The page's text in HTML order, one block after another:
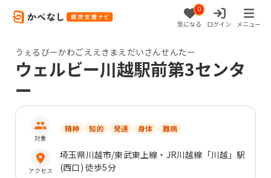
0
気になる ログイン メニュー
うぇるびーかわごええきまえだいさんせんたー
ウェルビー川越駅前第3センタ
ー
対象
精神 知的 発達 身体 難病
アクセス
埼玉県川越市/東武東上線・JR川越線「川越」駅
(西口) 徒歩5分